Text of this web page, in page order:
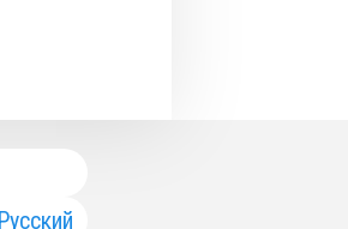
Русский